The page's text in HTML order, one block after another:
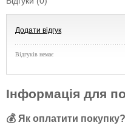
Додати відгук
Відгуків немає
Інформація для
💰 Як оплатити покупку?